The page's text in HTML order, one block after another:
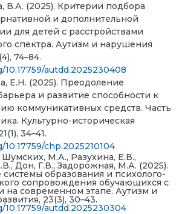
В.А. (2025). Критерии подбора
и дополнительной
для детей с расстройствами
спектра. Аутизм и нарушения
74–84.
autdd.2025230408
Е.Н. (2025). Преодоление
и развитие способности к
коммуникативных средств. Часть
Культурно-историческая
34–41.
chp.2025210104
Шумских, М.А., Разухина, Е.В.,
Дон, Г.В., Задорожная, М.А. (2025).
системы образования и психолого-
сопровождения обучающихся с
на современном этапе. Аутизм и
23(3), 30–43.
autdd.2025230304